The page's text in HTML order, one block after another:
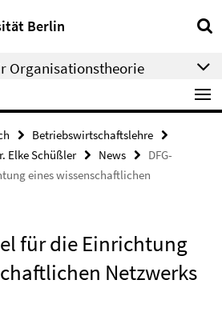
Berlin
Organisationstheorie
Betriebswirtschaftslehre
Elke Schüßler News
DFG-
eines wissenschaftlichen
für die Einrichtung
Netzwerks